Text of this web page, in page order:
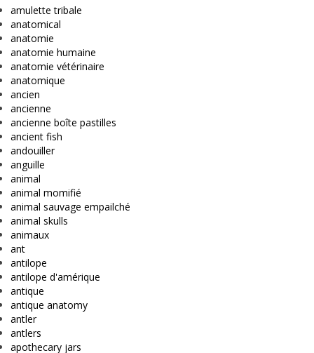
amulette tribale
anatomical
anatomie
anatomie humaine
anatomie vétérinaire
anatomique
ancien
ancienne
ancienne boîte pastilles
ancient fish
andouiller
anguille
animal
animal momifié
animal sauvage empailché
animal skulls
animaux
ant
antilope
antilope d'amérique
antique
antique anatomy
antler
antlers
apothecary jars